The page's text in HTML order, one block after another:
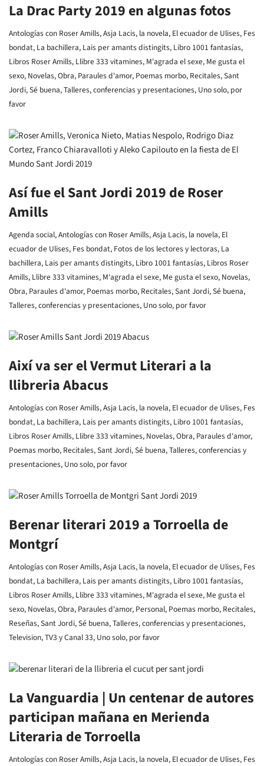
La Drac Party 2019 en algunas fotos
Antologías con Roser Amills,Asja Lacis, la novela, El ecuador de Ulises, Fes
bondat, La bachillera, Lais per amants distingits, Libro 1001 fantasías,
Libros Roser Amills, Llibre 333 vitamines, M'agrada el sexe, Me gusta el
sexo, Novelas,Obra, Paraules d'amor, Poemas morbo, Recitales,Sant
Jordi,Sé buena,Talleres, conferencias y presentaciones, Uno solo, por
favor
Así fue el Sant Jordi 2019 de Roser
Amills
Agenda social,Antologías con Roser Amills,Asja Lacis, la novela, El
ecuador de Ulises, Fes bondat, Fotos de los lectores y lectoras, La
bachillera, Lais per amants distingits, Libro 1001 fantasías, Libros Roser
Amills, Llibre 333 vitamines, M'agrada el sexe, Me gusta el sexo, Novelas,
Obra, Paraules d'amor, Poemas morbo, Recitales,Sant Jordi,Sé buena,
Talleres, conferencias y presentaciones, Uno solo, por favor
Així va ser el Vermut Literari a la
llibreria Abacus
Antologías con Roser Amills,Asja Lacis, la novela, El ecuador de Ulises, Fes
bondat, La bachillera, Lais per amants distingits, Libro 1001 fantasías,
Libros Roser Amills, Llibre 333 vitamines, Novelas,Obra, Paraules d'amor,
Poemas morbo, Recitales,Sant Jordi,Sé buena,Talleres, conferencias y
presentaciones, Uno solo, por favor
Berenar literari 2019 a Torroella de
Montgrí
Antologías con Roser Amills,Asja Lacis, la novela, El ecuador de Ulises, Fes
bondat, La bachillera, Lais per amants distingits, Libro 1001 fantasías,
Libros Roser Amills, Llibre 333 vitamines, M'agrada el sexe, Me gusta el
sexo, Novelas,Obra, Paraules d'amor, Personal, Poemas morbo, Recitales,
Reseñas,Sant Jordi,Sé buena,Talleres, conferencias y presentaciones,
Television,TV3 y Canal 33, Uno solo, por favor
La Vanguardia | Un centenar de autores
participan mañana en Merienda
Literaria de Torroella
Antologías con Roser Amills,Asja Lacis, la novela, El ecuador de Ulises, Fes